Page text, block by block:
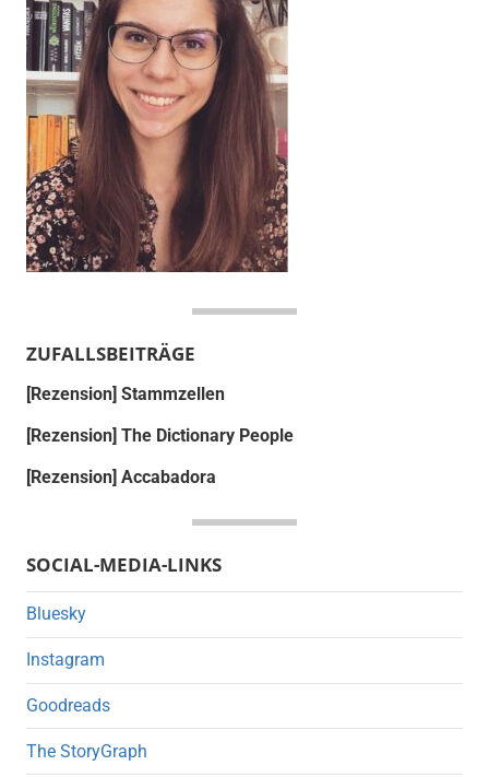
ZUFALLSBEITRÄGE
[Rezension] Stammzellen
[Rezension] The Dictionary People
[Rezension] Accabadora
SOCIAL-MEDIA-LINKS
Bluesky
Instagram
Goodreads
The StoryGraph